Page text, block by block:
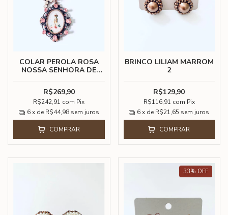
COLAR PEROLA ROSA
NOSSA SENHORA DE
R$269,90
R$242,91 com Pix
6 x de R$44,98 sem juros
COMPRAR
BRINCO LILIAM MARROM
2
R$129,90
R$116,91 com Pix
6 x de R$21,65 sem juros
COMPRAR
33% OFF